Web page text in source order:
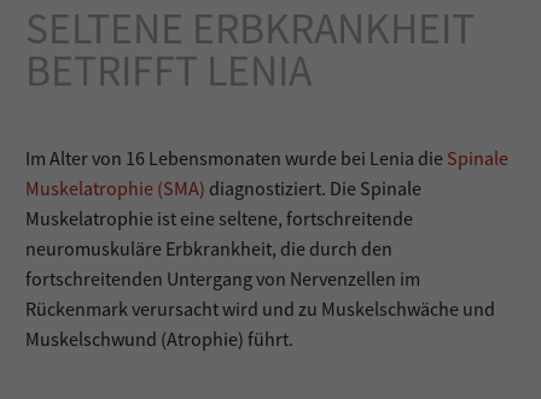
SELTENE ERBKRANKHEIT
BETRIFFT LENIA
Im Alter von 16 Lebensmonaten wurde bei Lenia die Spinale
Muskelatrophie (SMA) diagnostiziert. Die Spinale
Muskelatrophie ist eine seltene, fortschreitende
neuromuskuläre Erbkrankheit, die durch den
fortschreitenden Untergang von Nervenzellen im
Rückenmark verursacht wird und zu Muskelschwäche und
Muskelschwund (Atrophie) führt.